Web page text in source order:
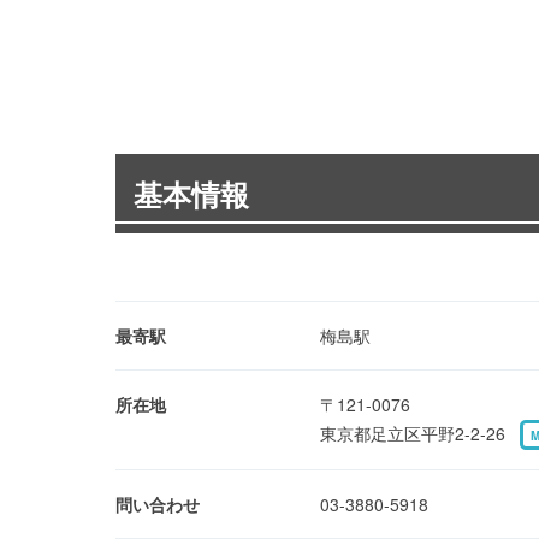
基本情報
最寄駅 梅島駅
所在地
〒121-0076
東京都足立区平野2-2-26
問い合わせ 03-3880-5918